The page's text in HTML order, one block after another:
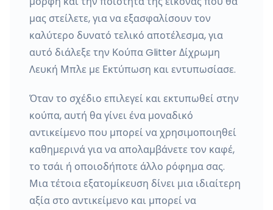
μας στείλετε, για να εξασφαλίσουν τον
καλύτερο δυνατό τελικό αποτέλεσμα, για
αυτό διάλεξε την Κούπα Glitter Δίχρωμη
Λευκή Μπλε με Εκτύπωση και εντυπωσίασε.
Όταν το σχέδιο επιλεγεί και εκτυπωθεί στην
κούπα, αυτή θα γίνει ένα μοναδικό
αντικείμενο που μπορεί να χρησιμοποιηθεί
καθημερινά για να απολαμβάνετε τον καφέ,
το τσάι ή οποιοδήποτε άλλο ρόφημα σας.
Μια τέτοια εξατομίκευση δίνει μια ιδιαίτερη
αξία στο αντικείμενο και μπορεί να